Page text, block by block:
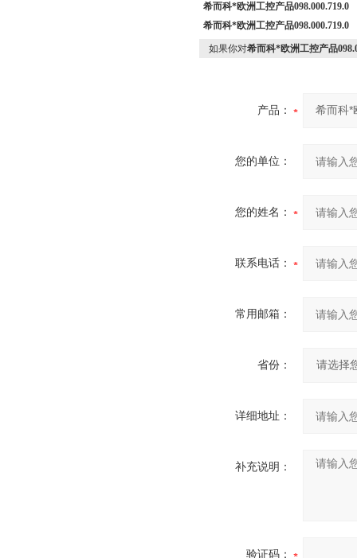
希而科*欧洲工控产品098.000.719.0
希而科*欧洲工控产品098.000.719.0
如果你对希而科*欧洲工控产品
产品：
您的单位：
您的姓名：
联系电话：
常用邮箱：
省份：
详细地址：
补充说明：
验证码：